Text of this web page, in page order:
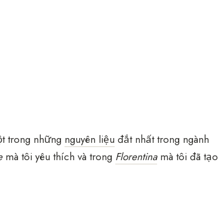
trong những nguyên liệu đắt nhất trong ngành
mà tôi yêu thích và trong Florentinamà tôi đã tạo